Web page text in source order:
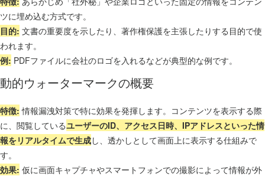
ツに埋め込む方式です。
目的: 文書の重要度を示したり、著作権保護を主張したりする目的で使
われます。
例: PDFファイルに会社のロゴを入れるなどが典型的な例です。
動的ウォーターマークの概要
特徴: 情報漏洩対策で特に効果を発揮します。コンテンツを表示する際
に、閲覧しているユーザーのID、アクセス日時、IPアドレスといった情
報をリアルタイムで生成し、透かしとして画面上に表示する仕組みで
す。
効果: 仮に画面キャプチャやスマートフォンでの撮影によって情報が外